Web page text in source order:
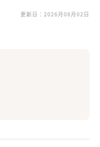
更新日： 2026月08月02日